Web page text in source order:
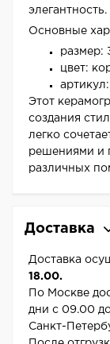
элегантность.
Основные
размер:
цвет:
артикул:
Этот
создания
легко
решениями и
различных
Доставка
Доставка
18.00.
По Москве
дни с 09.00
Санкт-